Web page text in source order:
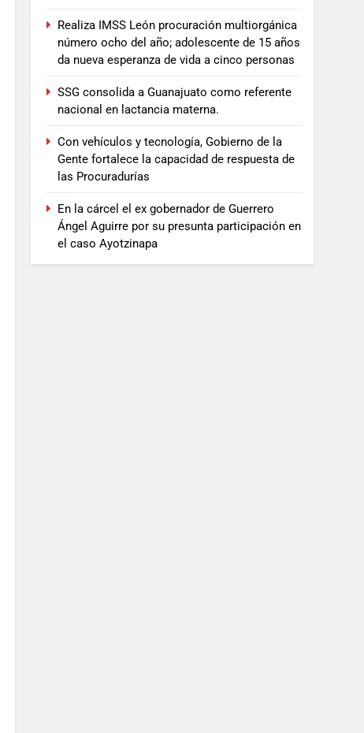
Realiza IMSS León procuración multiorgánica
número ocho del año; adolescente de 15 años
da nueva esperanza de vida a cinco personas
SSG consolida a Guanajuato como referente
nacional en lactancia materna.
Con vehículos y tecnología, Gobierno de la
Gente fortalece la capacidad de respuesta de
las Procuradurías
En la cárcel el ex gobernador de Guerrero
Ángel Aguirre por su presunta participación en
el caso Ayotzinapa